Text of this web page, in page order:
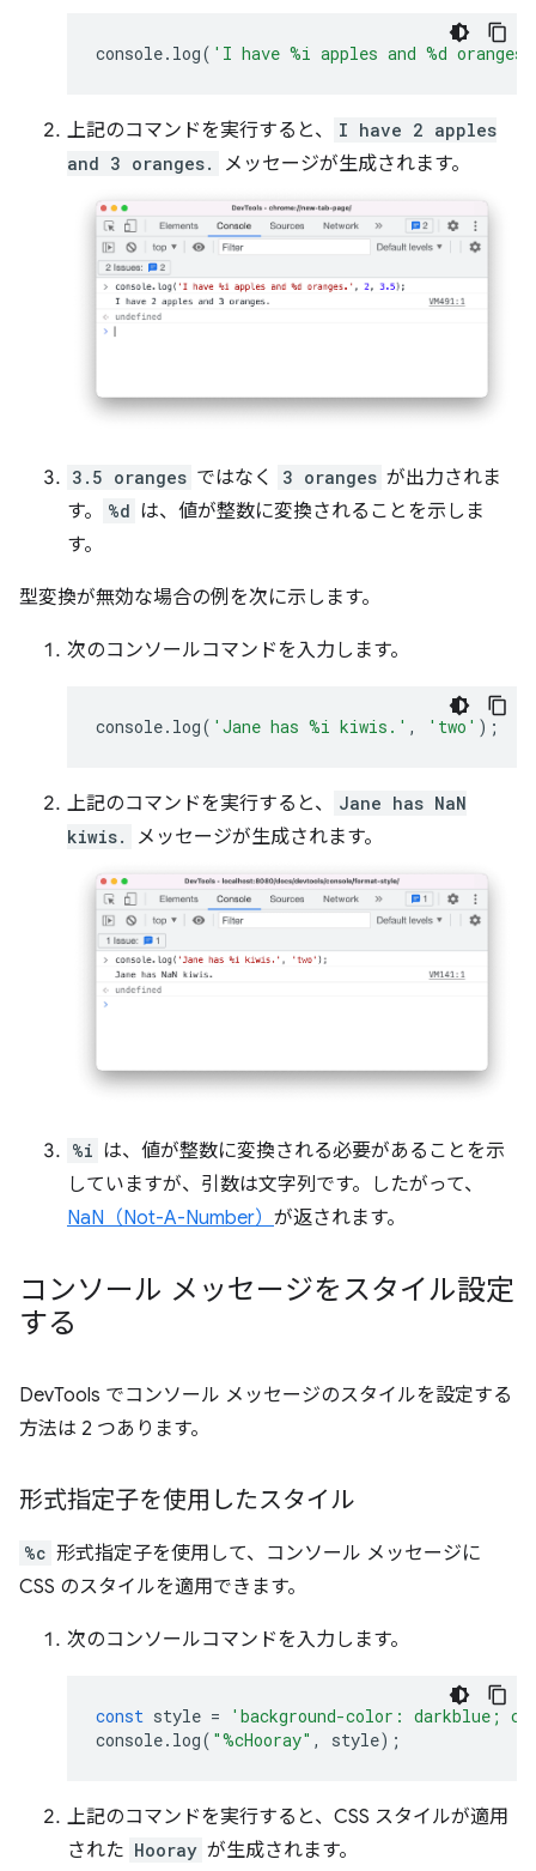
console. log( 'I have %i apples and %d
上記のコマンドを実行すると、
I have 2 apples
and 3 oranges.
メッセージが生成されます。
3.5 oranges ではなく 3 oranges が出力されま
す。
%d は、値が整数に変換されることを示しま
す。
型変換が無効な場合の例を次に示します。
次のコンソールコマンドを入力します。
console. log( 'Jane has %i kiwis.' , 'two' );
上記のコマンドを実行すると、
Jane has NaN
kiwis.
メッセージが生成されます。
%i は、値が整数に変換される必要があることを示
していますが、引数は文字列です。したがって、
NaN（Not-A-Number） が返されます。
コンソール メッセージをスタイル設定
する
DevTools でコンソール メッセージのスタイルを設定する
方法は 2 つあります。
形式指定子を使用したスタイル
%c 形式指定子を使用して、コンソール メッセージに
CSS のスタイルを適用できます。
次のコンソールコマンドを入力します。
const style =
'background-color:
console. log( "%cHooray" , style);
上記のコマンドを実行すると、CSS スタイルが適用
された Hooray が生成されます。